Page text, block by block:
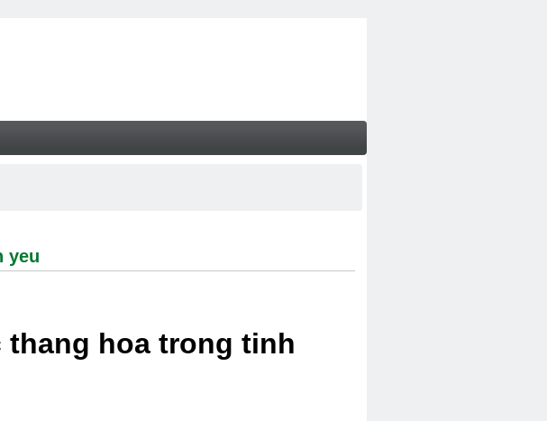
yeu
thang hoa trong tinh